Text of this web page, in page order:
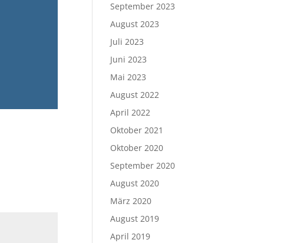
September 2023
August 2023
Juli 2023
Juni 2023
Mai 2023
August 2022
April 2022
Oktober 2021
Oktober 2020
September 2020
August 2020
März 2020
August 2019
April 2019